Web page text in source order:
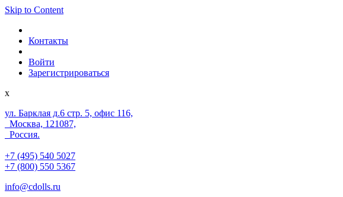
Skip to Content
Контакты
Войти
Зарегистрироваться
x
ул. Барклая д.6 стр. 5, офис 116,
Москва, 121087,
Россия.
+7 (495) 540 5027
+7 (800) 550 5367
info@cdolls.ru